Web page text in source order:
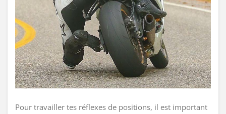
Pour travailler tes réflexes de positions, il est important